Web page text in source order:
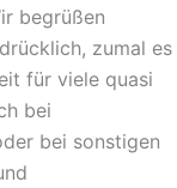
begrüßen
zumal es
für viele quasi
bei
bei sonstigen